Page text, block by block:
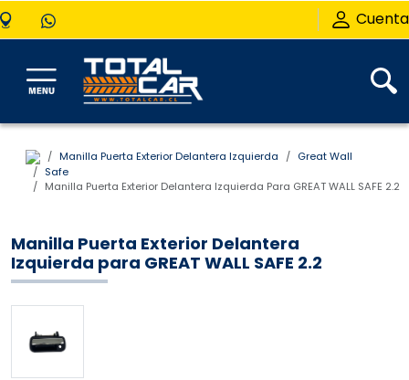
Cuenta
Manilla Puerta Exterior Delantera Izquierda
Great Wall
Safe
Manilla Puerta Exterior Delantera Izquierda Para GREAT WALL SAFE 2.2
Manilla Puerta Exterior Delantera
Izquierda para GREAT WALL SAFE 2.2